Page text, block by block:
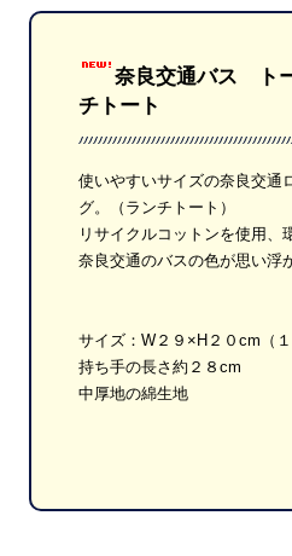
奈良交通バス ト
チトート
使いやすいサイズの奈良交通
グ。（ランチトート）
リサイクルコットンを使用、
奈良交通のバスの色が思い浮
サイズ：W２９×H２０cm（
持ち手の長さ約２８cm
中厚地の綿生地